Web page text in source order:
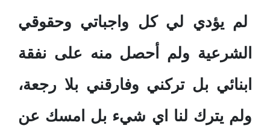
لم يؤدي لي كل واجباتي وحقوقي
الشرعية ولم أحصل منه على نفقة
ابنائي بل تركني وفارقني بلا رجعة،
ولم يترك لنا اي شيء بل امسك عن